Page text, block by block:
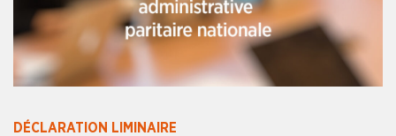
DÉCLARATION LIMINAIRE